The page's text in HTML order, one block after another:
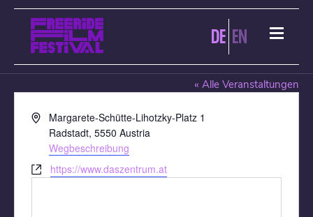
DE EN
KINO IM TURM
« Alle Veranstaltungen
AdresseMargarete-Schütte-Lihotzky-Platz 1
Radstadt, 5550 Austria
Wegbeschreibung
Webseitehttps://www.daszentrum.at